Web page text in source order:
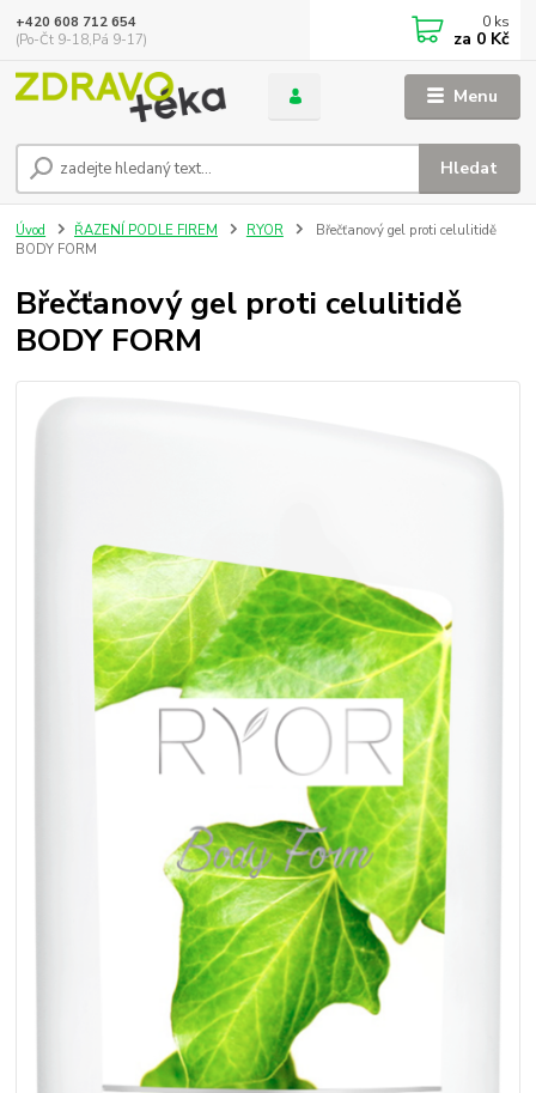
Menu
Hledat
+420 608 712 654
(Po-Čt 9-18,Pá 9-17)
0 ks
za 0 Kč
Úvod ŘAZENÍ PODLE FIREM RYOR
Břečťanový gel proti celulitidě
BODY FORM
Břečťanový gel proti celulitidě
BODY FORM